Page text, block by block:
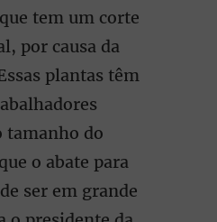
tem um corte
por causa da
plantas têm
tamanho do
o abate para
ser em grande